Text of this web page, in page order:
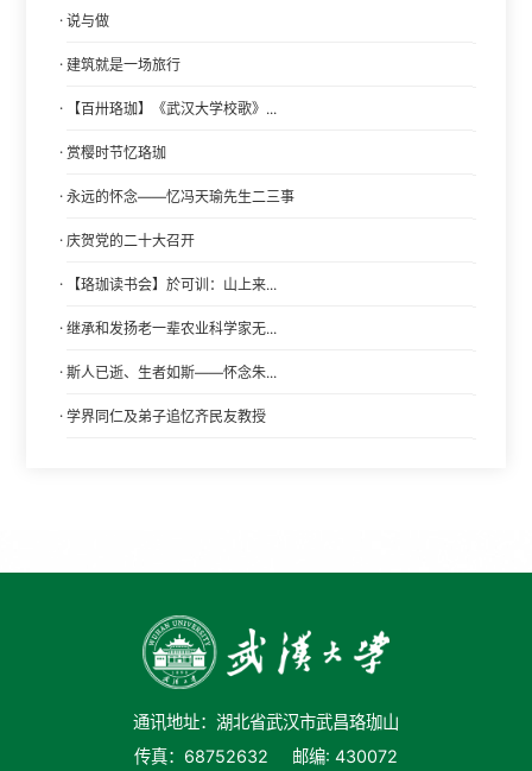
· 说与做
· 建筑就是一场旅行
· 【百卅珞珈】《武汉大学校歌》...
· 赏樱时节忆珞珈
· 永远的怀念——忆冯天瑜先生二三事
· 庆贺党的二十大召开
· 【珞珈读书会】於可训：山上来...
· 继承和发扬老一辈农业科学家无...
· 斯人已逝、生者如斯——怀念朱...
· 学界同仁及弟子追忆齐民友教授
通讯地址：湖北省武汉市武昌珞珈山
传真：68752632
邮编: 430072